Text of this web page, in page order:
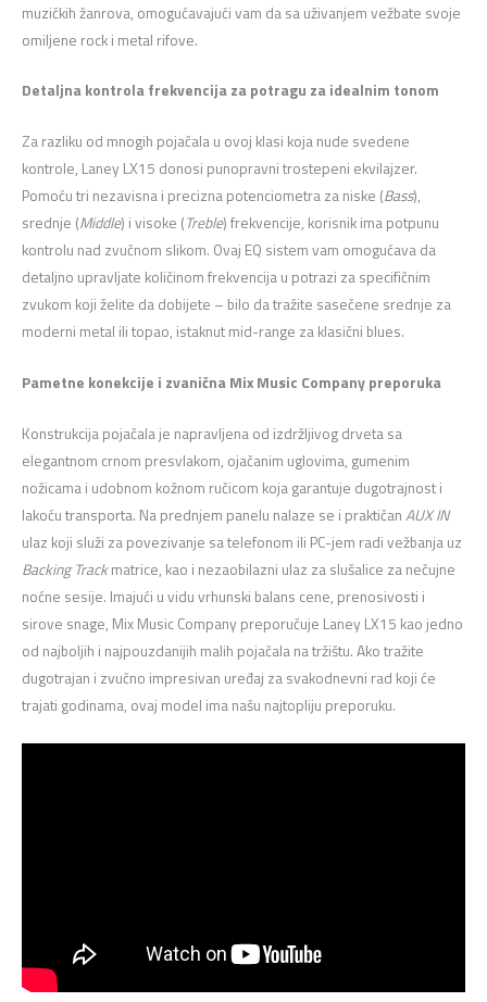
muzičkih žanrova, omogućavajući vam da sa uživanjem vežbate svoje
omiljene rock i metal rifove.
Detaljna kontrola frekvencija za potragu za idealnim tonom
Za razliku od mnogih pojačala u ovoj klasi koja nude svedene
kontrole, Laney LX15 donosi punopravni trostepeni ekvilajzer.
Pomoću tri nezavisna i precizna potenciometra za niske (Bass),
srednje (Middle) i visoke (Treble) frekvencije, korisnik ima potpunu
kontrolu nad zvučnom slikom. Ovaj EQ sistem vam omogućava da
detaljno upravljate količinom frekvencija u potrazi za specifičnim
zvukom koji želite da dobijete – bilo da tražite sasečene srednje za
moderni metal ili topao, istaknut mid-range za klasični blues.
Pametne konekcije i zvanična Mix Music Company preporuka
Konstrukcija pojačala je napravljena od izdržljivog drveta sa
elegantnom crnom presvlakom, ojačanim uglovima, gumenim
nožicama i udobnom kožnom ručicom koja garantuje dugotrajnost i
lakoću transporta. Na prednjem panelu nalaze se i praktičan AUX IN
ulaz koji služi za povezivanje sa telefonom ili PC-jem radi vežbanja uz
Backing Trackmatrice, kao i nezaobilazni ulaz za slušalice za nečujne
noćne sesije. Imajući u vidu vrhunski balans cene, prenosivosti i
sirove snage, Mix Music Company preporučuje Laney LX15 kao jedno
od najboljih i najpouzdanijih malih pojačala na tržištu. Ako tražite
dugotrajan i zvučno impresivan uređaj za svakodnevni rad koji će
trajati godinama, ovaj model ima našu najtopliju preporuku.